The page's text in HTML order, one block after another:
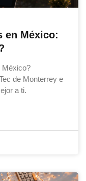
en México:
México?
de Monterrey e
a ti.